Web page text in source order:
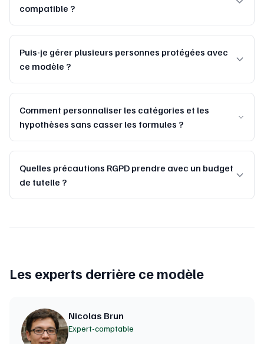
compatible ?
Puis-je gérer plusieurs personnes protégées avec
ce modèle ?
Comment personnaliser les catégories et les
hypothèses sans casser les formules ?
Quelles précautions RGPD prendre avec un budget
de tutelle ?
Les experts derrière ce modèle
Nicolas Brun
Expert-comptable